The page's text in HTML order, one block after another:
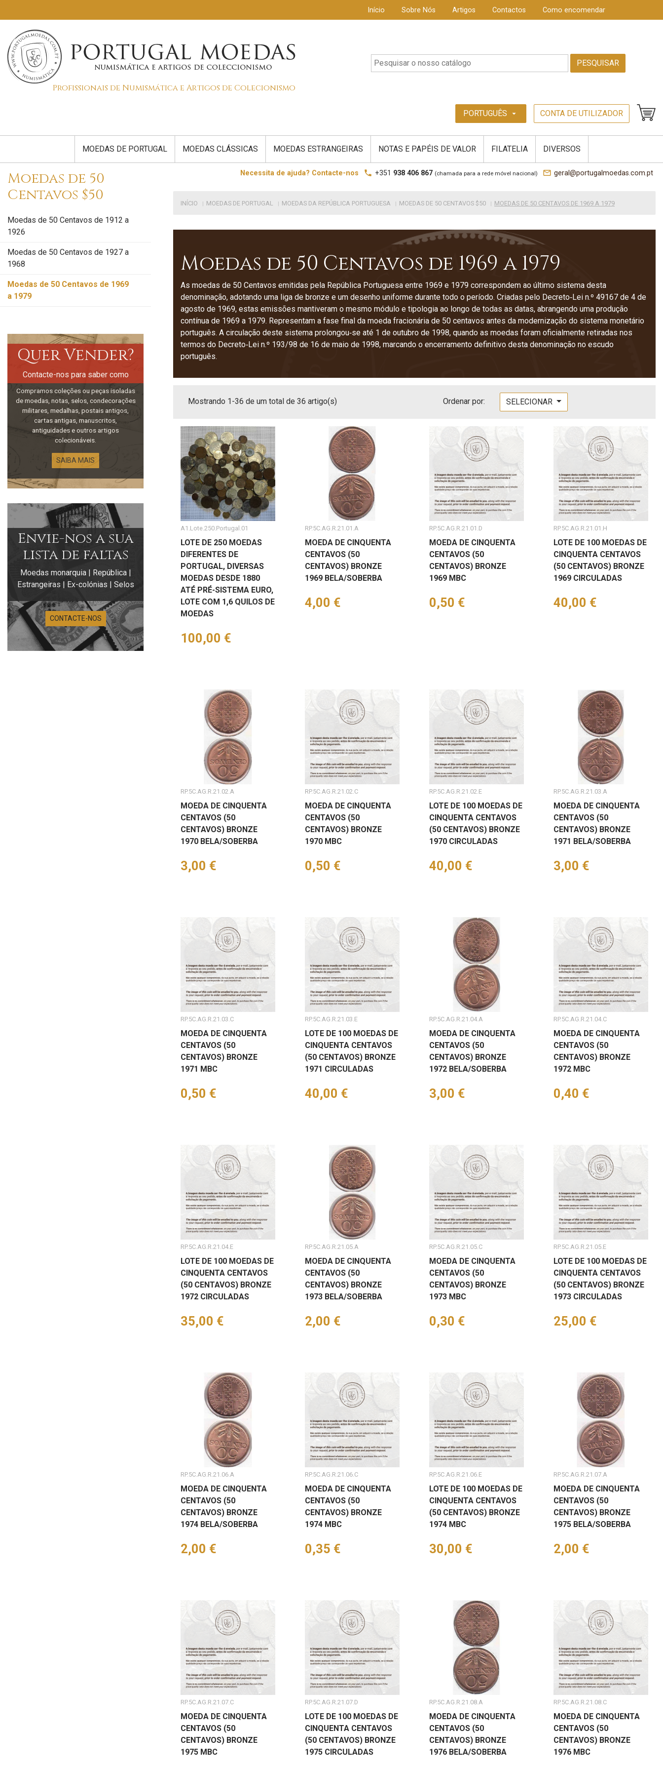
Início Sobre Nós Artigos Contactos Como encomendar
Profissionais de Numismática e Artigos de Colecionismo
PESQUISAR
PORTUGUÊS arrow_drop_down CONTA DE UTILIZADOR
MOEDAS DE PORTUGAL MOEDAS CLÁSSICAS MOEDAS ESTRANGEIRAS NOTAS E PAPÉIS DE VALOR FILATELIA DIVERSOS
Moedas de 50
Centavos $50
Moedas de 50 Centavos de 1912 a
1926
Moedas de 50 Centavos de 1927 a
1968
Moedas de 50 Centavos de 1969
a 1979
Quer Vender?
Contacte-nos para saber como
Compramos coleções ou peças isoladas
de moedas, notas, selos, condecorações
militares, medalhas, postais antigos,
cartas antigas, manuscritos,
antiguidades e outros artigos
colecionáveis.
SAIBA MAIS
Envie-nos a sua
lista de faltas
Moedas monarquia | República |
Estrangeiras | Ex-colónias | Selos
CONTACTE-NOS
Necessita de ajuda? Contacte-nos local_phone +351 938 406 867 (chamada para a rede móvel nacional) mail_outline geral@portugalmoedas.com.pt
INÍCIO MOEDAS DE PORTUGAL MOEDAS DA REPÚBLICA PORTUGUESA MOEDAS DE 50 CENTAVOS $50 MOEDAS DE 50 CENTAVOS DE 1969 A 1979
Moedas de 50 Centavos de 1969 a 1979
As moedas de 50 Centavos emitidas pela República Portuguesa entre 1969 e 1979 correspondem ao último sistema desta
denominação, adotando uma liga de bronze e um desenho uniforme durante todo o período. Criadas pelo Decreto‑Lei n.º 49167 de 4 de
agosto de 1969, estas emissões mantiveram o mesmo módulo e tipologia ao longo de todas as datas, abrangendo uma produção
contínua de 1969 a 1979. Representam a fase final da moeda fracionária de 50 centavos antes da modernização do sistema monetário
português. A circulação deste sistema prolongou‑se até 1 de outubro de 1998, quando as moedas foram oficialmente retiradas nos
termos do Decreto‑Lei n.º 193/98 de 16 de maio de 1998, marcando o encerramento definitivo desta denominação no escudo
português.
Mostrando 1-36 de um total de 36 artigo(s) Ordenar por: SELECIONAR
A1.Lote.250.Portugal.01
LOTE DE 250 MOEDAS
DIFERENTES DE
PORTUGAL, DIVERSAS
MOEDAS DESDE 1880
ATÉ PRÉ-SISTEMA EURO,
LOTE COM 1,6 QUILOS DE
MOEDAS
Preço
100,00 €
RP.5C.AG.R.21.01.A
MOEDA DE CINQUENTA
CENTAVOS (50
CENTAVOS) BRONZE
1969 BELA/SOBERBA
Preço
4,00 €
RP.5C.AG.R.21.01.D
MOEDA DE CINQUENTA
CENTAVOS (50
CENTAVOS) BRONZE
1969 MBC
Preço
0,50 €
RP.5C.AG.R.21.01.H
LOTE DE 100 MOEDAS DE
CINQUENTA CENTAVOS
(50 CENTAVOS) BRONZE
1969 CIRCULADAS
Preço
40,00 €
RP.5C.AG.R.21.02.A
MOEDA DE CINQUENTA
CENTAVOS (50
CENTAVOS) BRONZE
1970 BELA/SOBERBA
Preço
3,00 €
RP.5C.AG.R.21.02.C
MOEDA DE CINQUENTA
CENTAVOS (50
CENTAVOS) BRONZE
1970 MBC
Preço
0,50 €
RP.5C.AG.R.21.02.E
LOTE DE 100 MOEDAS DE
CINQUENTA CENTAVOS
(50 CENTAVOS) BRONZE
1970 CIRCULADAS
Preço
40,00 €
RP.5C.AG.R.21.03.A
MOEDA DE CINQUENTA
CENTAVOS (50
CENTAVOS) BRONZE
1971 BELA/SOBERBA
Preço
3,00 €
RP.5C.AG.R.21.03.C
MOEDA DE CINQUENTA
CENTAVOS (50
CENTAVOS) BRONZE
1971 MBC
Preço
0,50 €
RP.5C.AG.R.21.03.E
LOTE DE 100 MOEDAS DE
CINQUENTA CENTAVOS
(50 CENTAVOS) BRONZE
1971 CIRCULADAS
Preço
40,00 €
RP.5C.AG.R.21.04.A
MOEDA DE CINQUENTA
CENTAVOS (50
CENTAVOS) BRONZE
1972 BELA/SOBERBA
Preço
3,00 €
RP.5C.AG.R.21.04.C
MOEDA DE CINQUENTA
CENTAVOS (50
CENTAVOS) BRONZE
1972 MBC
Preço
0,40 €
RP.5C.AG.R.21.04.E
LOTE DE 100 MOEDAS DE
CINQUENTA CENTAVOS
(50 CENTAVOS) BRONZE
1972 CIRCULADAS
Preço
35,00 €
RP.5C.AG.R.21.05.A
MOEDA DE CINQUENTA
CENTAVOS (50
CENTAVOS) BRONZE
1973 BELA/SOBERBA
Preço
2,00 €
RP.5C.AG.R.21.05.C
MOEDA DE CINQUENTA
CENTAVOS (50
CENTAVOS) BRONZE
1973 MBC
Preço
0,30 €
RP.5C.AG.R.21.05.E
LOTE DE 100 MOEDAS DE
CINQUENTA CENTAVOS
(50 CENTAVOS) BRONZE
1973 CIRCULADAS
Preço
25,00 €
RP.5C.AG.R.21.06.A
MOEDA DE CINQUENTA
CENTAVOS (50
CENTAVOS) BRONZE
1974 BELA/SOBERBA
Preço
2,00 €
RP.5C.AG.R.21.06.C
MOEDA DE CINQUENTA
CENTAVOS (50
CENTAVOS) BRONZE
1974 MBC
Preço
0,35 €
RP.5C.AG.R.21.06.E
LOTE DE 100 MOEDAS DE
CINQUENTA CENTAVOS
(50 CENTAVOS) BRONZE
1974 MBC
Preço
30,00 €
RP.5C.AG.R.21.07.A
MOEDA DE CINQUENTA
CENTAVOS (50
CENTAVOS) BRONZE
1975 BELA/SOBERBA
Preço
2,00 €
RP.5C.AG.R.21.07.C
MOEDA DE CINQUENTA
CENTAVOS (50
CENTAVOS) BRONZE
1975 MBC
RP.5C.AG.R.21.07.D
LOTE DE 100 MOEDAS DE
CINQUENTA CENTAVOS
(50 CENTAVOS) BRONZE
1975 CIRCULADAS
RP.5C.AG.R.21.08.A
MOEDA DE CINQUENTA
CENTAVOS (50
CENTAVOS) BRONZE
1976 BELA/SOBERBA
RP.5C.AG.R.21.08.C
MOEDA DE CINQUENTA
CENTAVOS (50
CENTAVOS) BRONZE
1976 MBC